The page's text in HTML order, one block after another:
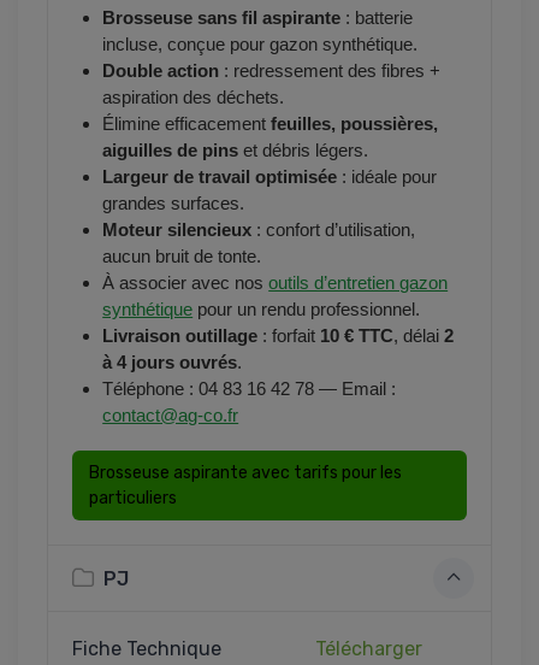
Brosseuse sans fil aspirante : batterie
incluse, conçue pour gazon synthétique.
Double action : redressement des fibres +
aspiration des déchets.
Élimine efficacementfeuilles, poussières,
aiguilles de pins et débris légers.
Largeur de travail optimisée : idéale pour
grandes surfaces.
Moteur silencieux : confort d’utilisation,
aucun bruit de tonte.
À associer avec nosoutils d’entretien gazon
synthétique pour un rendu professionnel.
Livraison outillage : forfait 10 € TTC, délai2
à 4 jours ouvrés.
Téléphone : 04 83 16 42 78 — Email :
contact@ag-co.fr
Brosseuse aspirante avec tarifs pour les
particuliers
PJ
Fiche Technique
Télécharger